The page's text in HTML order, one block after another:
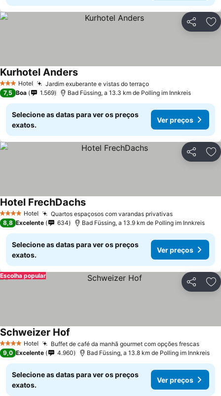
Partilhar
3 EstrelasHotel Jardim exuberante e vistas do terraço
Kurhotel Anders
7,5 Boa 1.569 Bad Füssing, a 13.3 km de Polling im Innkreis
Selecione as datas para ver os preços
exatos.
Ver preços
Partilhar
4 EstrelasHotel Quartos espaçosos com varandas privativas
Hotel FrechDachs
8,8 Excelente 634 Bad Füssing, a 13.9 km de Polling im Innkreis
Selecione as datas para ver os preços
exatos.
Ver preços
Partilhar
Escolha popular
4 EstrelasHotel Buffet de café da manhã gourmet com opções frescas
Schweizer Hof
9,0 Excelente 4.960 Bad Füssing, a 13.8 km de Polling im Innkreis
Selecione as datas para ver os preços
exatos.
Ver preços